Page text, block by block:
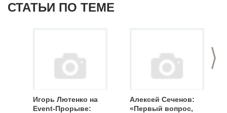
СТАТЬИ ПО ТЕМЕ
>
Игорь Лютенко на
Event-Прорыве:
Алексей Сеченов:
«Первый вопрос,